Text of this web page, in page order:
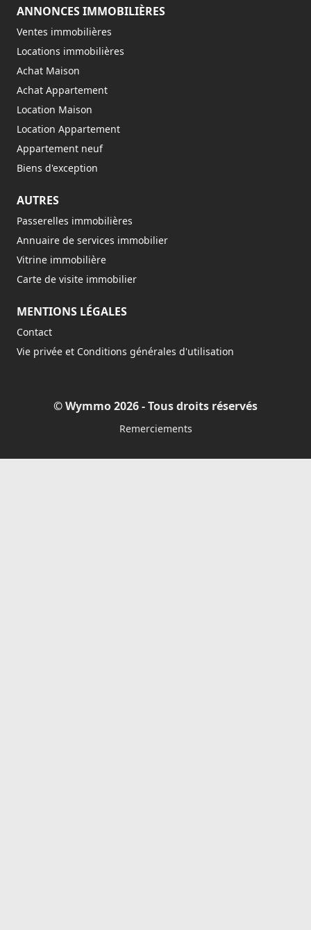
ANNONCES IMMOBILIÈRES
Ventes immobilières
Locations immobilières
Achat Maison
Achat Appartement
Location Maison
Location Appartement
Appartement neuf
Biens d'exception
AUTRES
Passerelles immobilières
Annuaire de services immobilier
Vitrine immobilière
Carte de visite immobilier
MENTIONS LÉGALES
Contact
Vie privée et Conditions générales d'utilisation
© Wymmo 2026 - Tous droits réservés
Remerciements